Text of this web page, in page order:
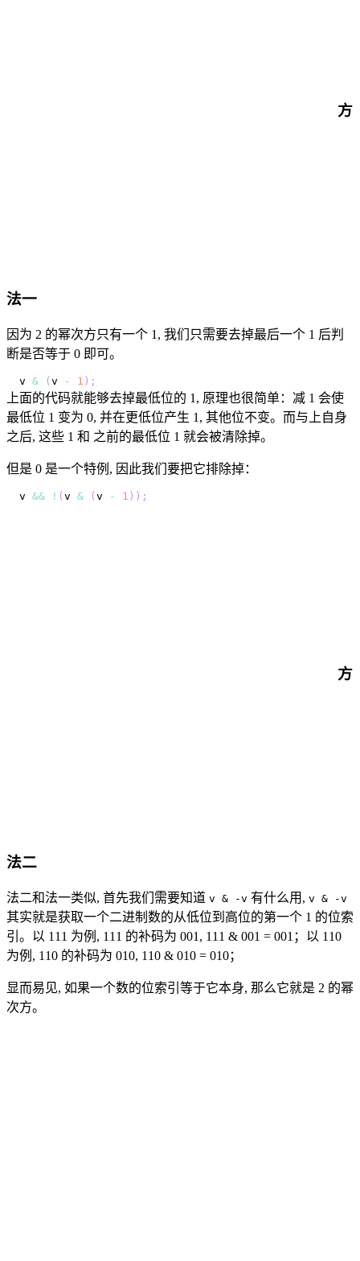
方
法一
因为 2 的幂次方只有一个 1, 我们只需要去掉最后一个 1 后判
断是否等于 0 即可。
v & ( v - 1 ) ;
上面的代码就能够去掉最低位的 1, 原理也很简单：减 1 会使
最低位 1 变为 0, 并在更低位产生 1, 其他位不变。而与上自身
之后, 这些 1 和 之前的最低位 1 就会被清除掉。
但是 0 是一个特例, 因此我们要把它排除掉：
v && ! ( v & ( v - 1 ) ) ;
方
法二
法二和法一类似, 首先我们需要知道 v & -v 有什么用, v & -v
其实就是获取一个二进制数的从低位到高位的第一个 1 的位索
引。以 111 为例, 111 的补码为 001, 111 & 001 = 001；以 110
为例, 110 的补码为 010, 110 & 010 = 010；
显而易见, 如果一个数的位索引等于它本身, 那么它就是 2 的幂
次方。